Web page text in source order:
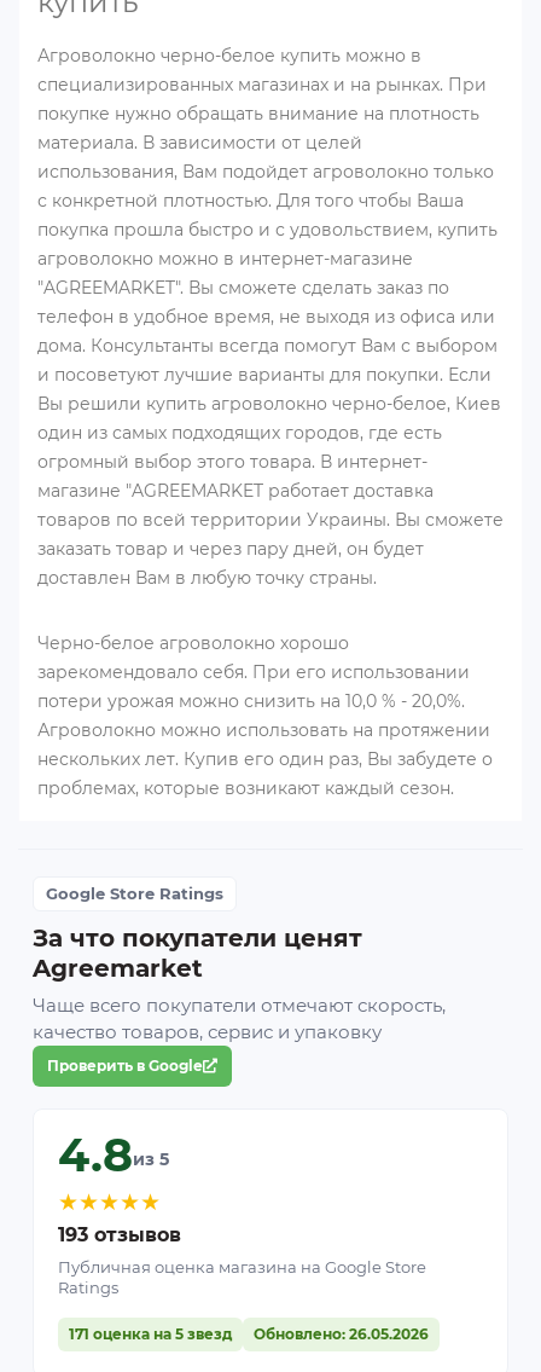
Агроволокно черно-белое купить можно в
специализированных магазинах и на рынках. При
покупке нужно обращать внимание на плотность
материала. В зависимости от целей
использования, Вам подойдет агроволокно только
с конкретной плотностью. Для того чтобы Ваша
покупка прошла быстро и с удовольствием, купить
агроволокно можно в интернет-магазине
"AGREEMARKET". Вы сможете сделать заказ по
телефон в удобное время, не выходя из офиса или
дома. Консультанты всегда помогут Вам с выбором
и посоветуют лучшие варианты для покупки. Если
Вы решили купить агроволокно черно-белое, Киев
один из самых подходящих городов, где есть
огромный выбор этого товара. В интернет-
магазине "AGREEMARKET работает доставка
товаров по всей территории Украины. Вы сможете
заказать товар и через пару дней, он будет
доставлен Вам в любую точку страны.
Черно-белое агроволокно хорошо
зарекомендовало себя. При его использовании
потери урожая можно снизить на 10,0 % - 20,0%.
Агроволокно можно использовать на протяжении
нескольких лет. Купив его один раз, Вы забудете о
проблемах, которые возникают каждый сезон.
Google Store Ratings
За что покупатели ценят
Agreemarket
Чаще всего покупатели отмечают скорость,
качество товаров, сервис и упаковку
Проверить в Google
4.8из 5
★★★★★
193 отзывов
Публичная оценка магазина на Google Store
Ratings
171 оценка на 5 звезд Обновлено: 26.05.2026